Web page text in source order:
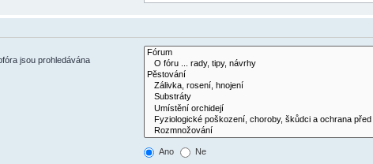
jsou prohledávána
Ano Ne